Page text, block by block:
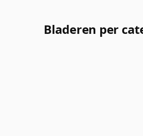
Bladeren per